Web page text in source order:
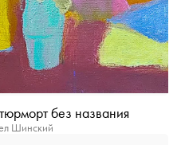
без названия
Шинский